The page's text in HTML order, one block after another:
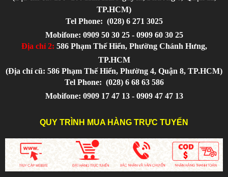
TP.HCM)
Tel Phone: (028) 6 271 3025
Mobifone: 0909 50 30 25 - 0909 60 30 25
Địa chỉ 2: 586 Phạm Thế Hiển, Phường Chánh Hưng,
TP.HCM
(Địa chỉ cũ: 586 Phạm Thế Hiển, Phường 4, Quận 8, TP.HCM)
Tel Phone: (028) 6 68 63 586
Mobifone: 0909 17 47 13 - 0909 47 47 13
QUY TRÌNH MUA HÀNG TRỰC TUYẾN